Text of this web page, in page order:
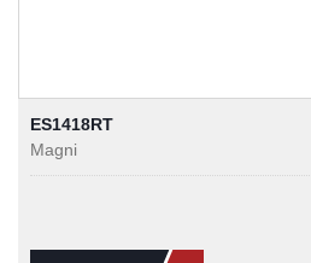
ES1418RT
Magni